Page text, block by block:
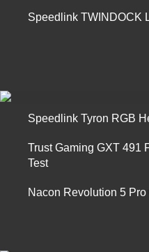
Speedlink TWINDOCK
Speedlink Tyron RGB
Trust Gaming GXT 491
Test
Nacon Revolution 5